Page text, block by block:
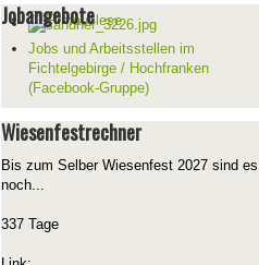
Jobangebote
Jobs und Arbeitsstellen im
Fichtelgebirge / Hochfranken
(Facebook-Gruppe)
Wiesenfestrechner
Bis zum Selber Wiesenfest 2027 sind es
noch...
337 Tage